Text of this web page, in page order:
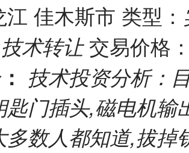
江 佳木斯市 类型：
技术转让 交易价格
技术投资分析：
匙门插头,磁电机
多数人都知道,拔